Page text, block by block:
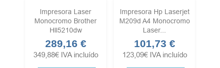
Impresora Laser
Monocromo Brother
Hll5210dw
Precio
289,16 €
349,88€ IVA incluído
Impresora Hp Laserjet
M209d A4 Monocromo
Laser...
Precio
101,73 €
123,09€ IVA incluído